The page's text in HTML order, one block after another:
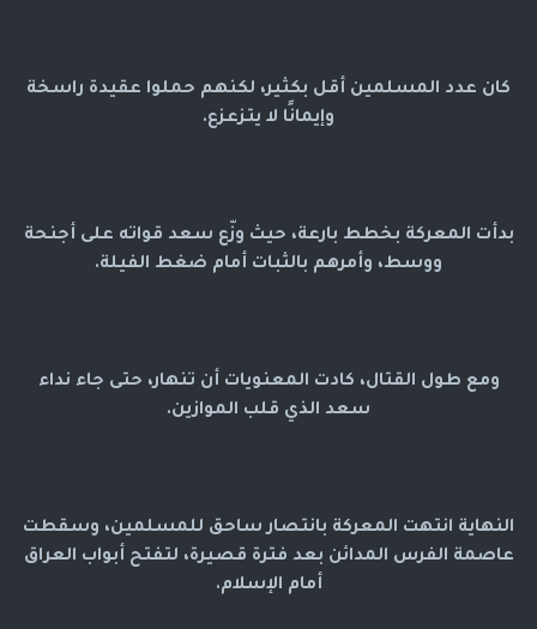
كان عدد المسلمين أقل بكثير، لكنهم حملوا عقيدة راسخة
وإيمانًا لا يتزعزع.
بدأت المعركة بخطط بارعة، حيث وزّع سعد قواته على أجنحة
ووسط، وأمرهم بالثبات أمام ضغط الفيلة.
ومع طول القتال، كادت المعنويات أن تنهار، حتى جاء نداء
سعد الذي قلب الموازين.
النهاية انتهت المعركة بانتصار ساحق للمسلمين، وسقطت
عاصمة الفرس المدائن بعد فترة قصيرة، لتفتح أبواب العراق
أمام الإسلام.